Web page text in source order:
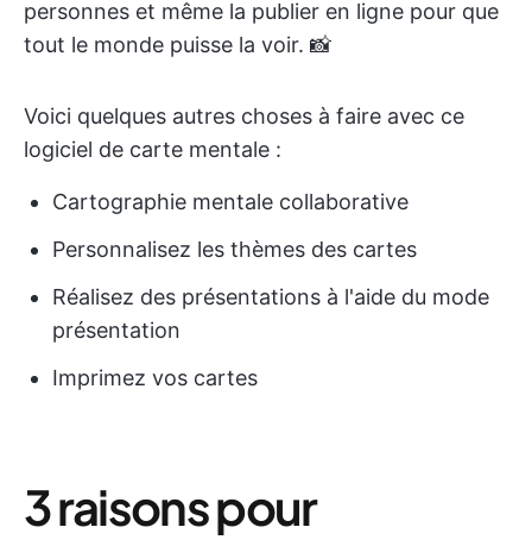
personnes et même la publier en ligne pour que
tout le monde puisse la voir. 📸
Voici quelques autres choses à faire avec ce
logiciel de carte mentale :
Cartographie mentale collaborative
Personnalisez les thèmes des cartes
Réalisez des présentations à l'aide du mode
présentation
Imprimez vos cartes
3 raisons pour